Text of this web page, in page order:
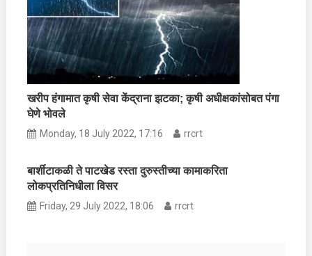
खरीप हंगामात कृषी सेवा केंद्राना झटका; कृषी अधीक्षकांसोबत पंगा
घेणे भोवले
Monday, 18 July 2022, 17:16 rrcrt
बार्शीटाकळी ते पाटखेड रस्ता दुरुस्तीच्या कामाकरिता
लोकप्रतिनिधीला विसर
Friday, 29 July 2022, 18:06 rrcrt